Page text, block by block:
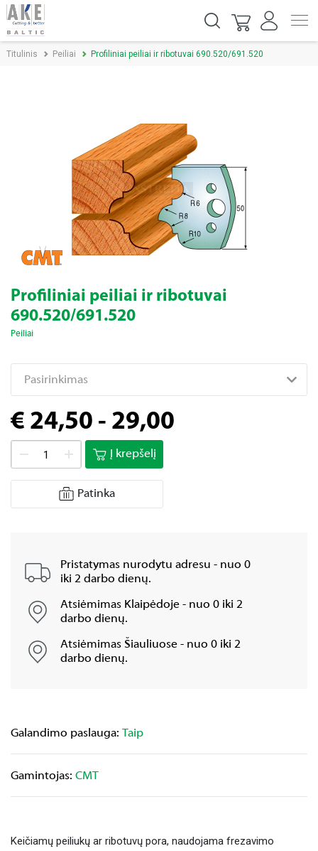
Titulinis Peiliai Profiliniai peiliai ir ribotuvai 690.520/691.520
Profiliniai peiliai ir ribotuvai
690.520/691.520
Peiliai
Pasirinkimas
€ 24,50 - 29,00
Į krepšelį
Patinka
Pristatymas nurodytu adresu - nuo 0
iki 2 darbo dienų.
Atsiėmimas Klaipėdoje - nuo 0 iki 2
darbo dienų.
Atsiėmimas Šiauliuose - nuo 0 iki 2
darbo dienų.
Galandimo paslauga: Taip
Gamintojas: CMT
Keičiamų peiliukų ar ribotuvų pora, naudojama frezavimo